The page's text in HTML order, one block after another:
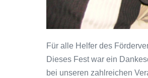
Für alle Helfer des
Dieses Fest war ein
bei unseren zahlreichen